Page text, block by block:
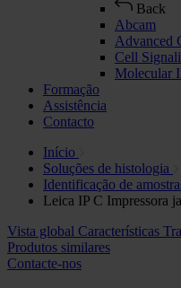
Back
Abcam
Advanced
Cell
Molecular
Formação
Assistência
Contacto
Início
Soluções de histologia
Identificação de
Leica IP C Impressora
Vista global Características
Produtos similares
Contacte-nos